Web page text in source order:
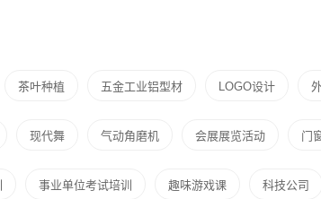
茶叶种植 五金工业铝型材 LOGO设计
现代舞 气动角磨机 会展展览活动 门
事业单位考试培训 趣味游戏课 科技公司